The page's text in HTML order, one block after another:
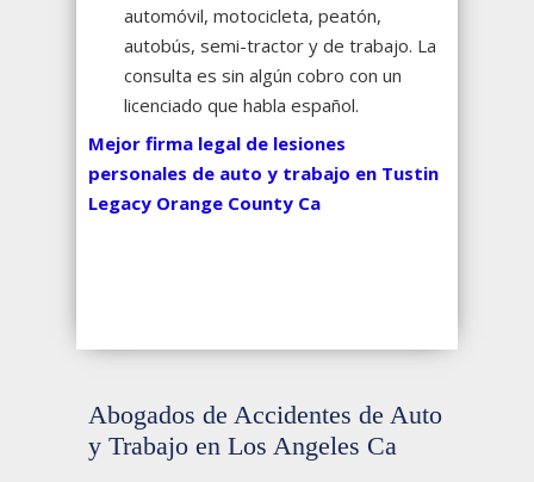
automóvil, motocicleta, peatón,
autobús, semi-tractor y de trabajo. La
consulta es sin algún cobro con un
licenciado que habla español.
Mejor firma legal de lesiones
personales de auto y trabajo en Tustin
Legacy Orange County Ca
Abogados de Accidentes de Auto
y Trabajo en Los Angeles Ca